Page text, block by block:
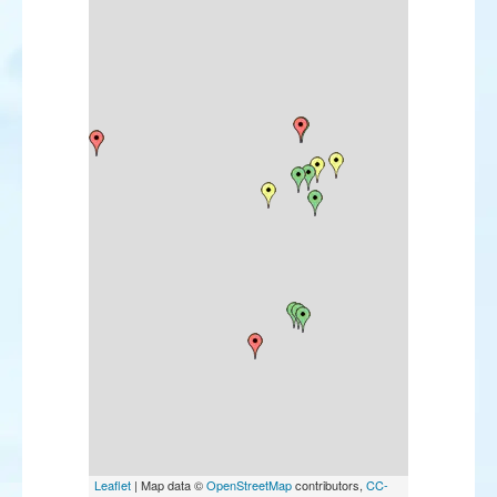
Leaflet | Map data ©OpenStreetMapcontributors, CC-